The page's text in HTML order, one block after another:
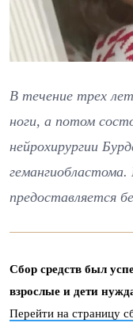
В течение трех
ноги, а потом
нейрохирургии
предоставляется
Сбор средств был
взрослые и дети
Перейти на страницу